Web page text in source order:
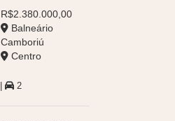
R$2.380.000,00
Balneário
Camboriú
Centro
2